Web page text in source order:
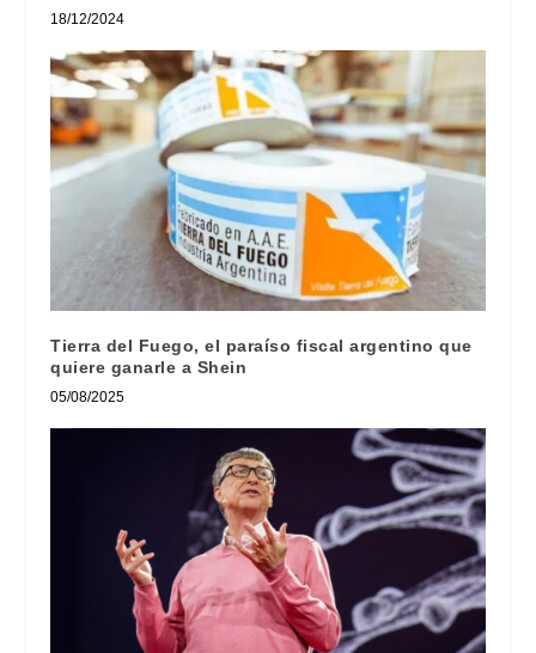
18/12/2024
Tierra del Fuego, el paraíso fiscal argentino que
quiere ganarle a Shein
05/08/2025